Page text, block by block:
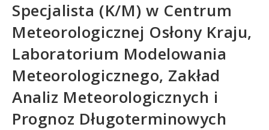
Specjalista (K/M) w Centrum
Meteorologicznej Osłony Kraju,
Laboratorium Modelowania
Meteorologicznego, Zakład
Analiz Meteorologicznych i
Prognoz Długoterminowych